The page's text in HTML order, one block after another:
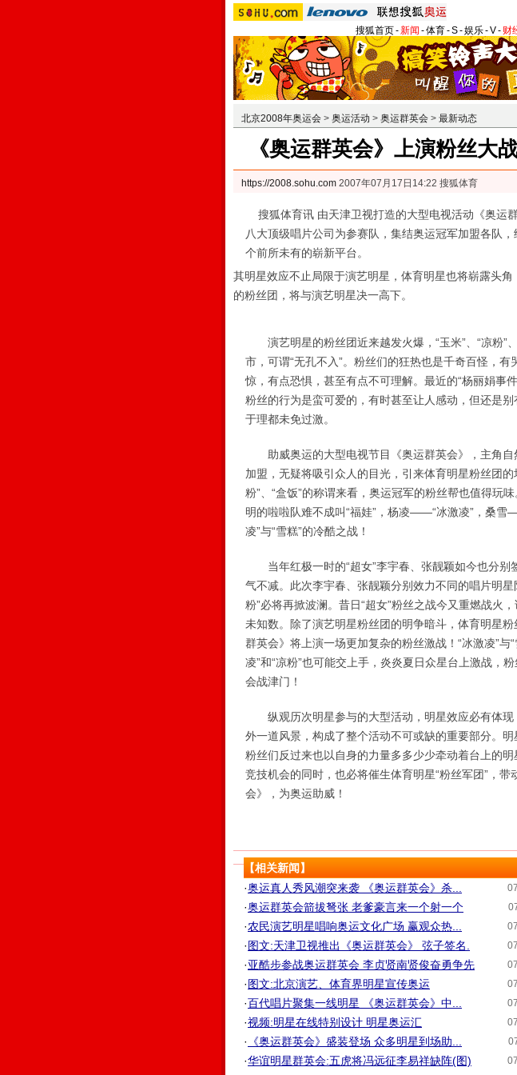
搜狐首页-新闻 -体育-S-娱乐-V- 财
北京2008年奥运会 > 奥运活动 > 奥运群英会 > 最新动态
《奥运群英会》上演粉丝大
https://2008.sohu.com 2007年07月17日14:22 搜狐体育
搜狐体育讯 由天津卫视打造的大型电视活动《奥运
八大顶级唱片公司为参赛队，集结奥运冠军加盟各队
个前所未有的崭新平台。
其明星效应不止局限于演艺明星，体育明星也将崭露头
的粉丝团，将与演艺明星决一高下。
演艺明星的粉丝团近来越发火爆，“玉米”、“凉粉”
市，可谓“无孔不入”。粉丝们的狂热也是千奇百怪，
惊，有点恐惧，甚至有点不可理解。最近的“杨丽娟事
粉丝的行为是蛮可爱的，有时甚至让人感动，但还是别
于理都未免过激。
助威奥运的大型电视节目《奥运群英会》，主角自
加盟，无疑将吸引众人的目光，引来体育明星粉丝团的
粉”、“盒饭”的称谓来看，奥运冠军的粉丝帮也值得玩
明的啦啦队难不成叫“福娃”，杨凌——“冰激凌”，桑
凌”与“雪糕”的冷酷之战！
当年红极一时的“超女”李宇春、张靓颖如今也分别
气不减。此次李宇春、张靓颖分别效力不同的唱片明星
粉”必将再掀波澜。昔日“超女”粉丝之战今又重燃战火
未知数。除了演艺明星粉丝团的明争暗斗，体育明星
群英会》将上演一场更加复杂的粉丝激战！“冰激凌”与
凌”和“凉粉”也可能交上手，炎炎夏日众星台上激战，
会战津门！
纵观历次明星参与的大型活动，明星效应必有体现
外一道风景，构成了整个活动不可或缺的重要部分。
粉丝们反过来也以自身的力量多多少少牵动着台上的
竞技机会的同时，也必将催生体育明星“粉丝军团”，
会》，为奥运助威！
【相关新闻】
·奥运真人秀风潮突来袭 《奥运群英会》杀...
·奥运群英会箭拔弩张 老爹豪言来一个射一个
·农民演艺明星唱响奥运文化广场 赢观众热...
·图文:天津卫视推出《奥运群英会》 弦子签名.
·亚酷步参战奥运群英会 李贞贤南贤俊奋勇争先
·图文:北京演艺、体育界明星宣传奥运
·百代唱片聚集一线明星 《奥运群英会》中...
·视频:明星在线特别设计 明星奥运汇
· 《奥运群英会》盛装登场 众多明星到场助...
·华谊明星群英会:五虎将冯远征李易祥缺阵(图)